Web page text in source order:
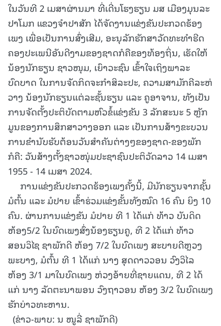
ໃນວັນທີ 2 ເມສາຜ່ານມາ ທີ່ເດີ່ນໂຮງຮຽນ ມສ ເມືອງມຸນລະ
ປາໂມກ ແຂວງຈໍາປາສັກ ໄດ້ຈັດງານແຂ່ງຂັນປະກວດຮ້ອງ
ເພງ ເພື່ອເປັນການສົ່ງເສີມ, ອະນຸລັກຮັກສາວັດທະທຳຮີດ
ຄອງປະເພນີອັນດີງາມຂອງຊາດກໍຄືຂອງທ້ອງຖິ່ນ, ເຮັດໃຫ້
ນ້ອງນັກຮຽນ ຊາວໜຸມ, ເຍົາວະຊົນ ເຂົ້າໃຈເຖິງພາລະ
ບົດບາດ ໃນການຈັດກິດຈະກໍາສິລະປະ, ຄວາມສາມັກຄີລະຫ່
ວາງ ນ້ອງນັກຮຽນແຕ່ລະຊັ້ນຮຽນ ແລະ ຄູອາຈານ, ທັງເປັນ
ການຈັດຕັ້ງປະຕິບັດຕາມຫົວຂໍ້ແຂ່ງຂັນ 3 ລັກສະນະ 5 ຫຼັກ
ມູນຂອງການສຶກສາວາງອອກ ແລະ ເປັນການສ້າງຂະບວນ
ການຂໍານັບຮັບຕ້ອນວັນສໍາຄັນຕ່າງໆຂອງຊາດ-ຂອງພັກ
ກໍຄື: ວັນສ້າງຕັ້ງຊາວໜຸ່ມປະຊາຊົນປະຕິວັດລາວ 14 ເມສາ
1955 - 14 ເມສາ 2024.
ການແຂ່ງຂັນປະກວດຮ້ອງເພງຄັ້ງນີ້, ມີນັກຮຽນຈາກຊັ້ນ
ມໍຕົ້ນ ແລະ ມໍປາຍ ເຂົ້າຮ່ວມແຂ່ງຂັ້ນທັງໝົດ 16 ຄົນ ຍິງ 10
ຄົນ. ຜ່ານການແຂ່ງຂັນ ມໍປາຍ ທີ 1 ໄດ້ແກ່ ທ້າວ ບັນດິດ
ຫ້ອງ5/2 ໃນບົດເພງສົ່ງນ້ອງຮຽນຄູ, ທີ 2 ໄດ້ແກ່ ທ້າວ
ສອນວິໄຊ ຊາພັກດີ ຫ້ອງ 7/2 ໃນບົດເພງ ສະບາຍດີຫຼວງ
ພະບາງ, ມໍຕົ້ນ ທີ 1 ໄດ້ແກ່ ນາງ ສຸດດາວວອນ ວົງວິໄລ
ຫ້ອງ 3/1 ມາໃນບົດເພງ ຫ່ວງອ້າຍທີ່ຊາຍແດນ, ທີ 2 ໄດ້
ແກ່ ນາງ ລັດຕະນາພອນ ວົງຖາວອນ ຫ້ອງ 3/2 ໃນບົດເພງ
ຮັກບ່າວທະຫານ.
(ຂ່າວ-ພາບ: ນ ໜູລີ່ ຊາພັກດີ)